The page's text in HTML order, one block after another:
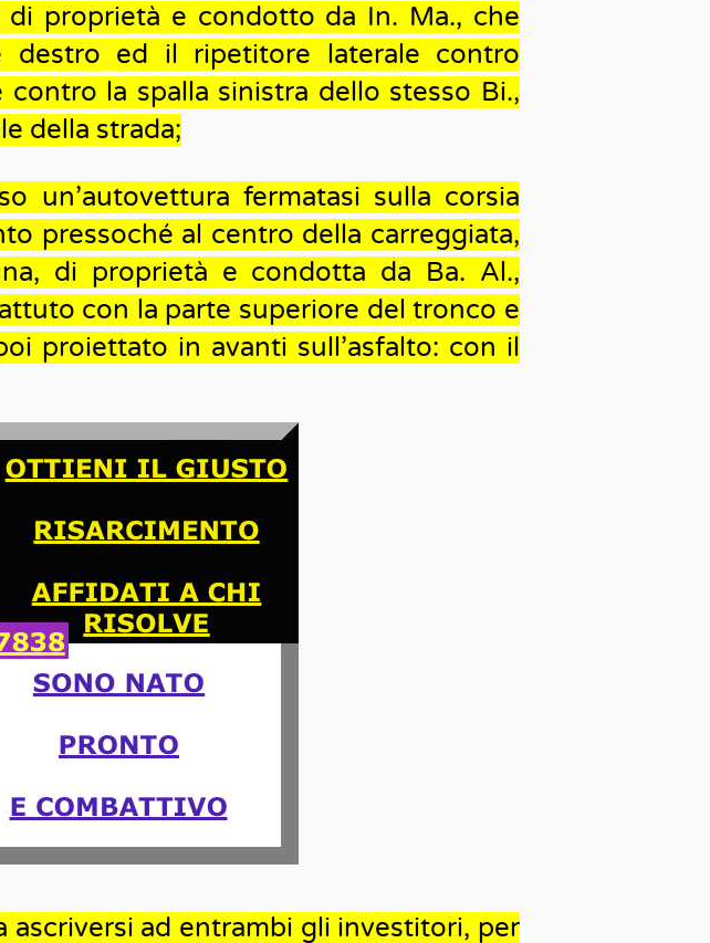
proprietà e condotto da In. Ma., che
destro ed il ripetitore laterale contro
la spalla sinistra dello stesso Bi.,
della strada;
un’autovettura fermatasi sulla corsia
pressoché al centro della carreggiata,
di proprietà e condotta da Ba. Al.,
con la parte superiore del tronco e
proiettato in avanti sull’asfalto: con il
ascriversi ad entrambi gli investitori, per